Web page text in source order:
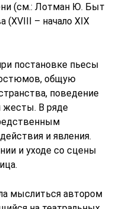
(см.: Лотман Ю. Быт
(XVIII – начало XIX
постановке пьесы
общую
поведение
жесты. В ряде
и явления.
и уходе со сцены
мыслиться автором